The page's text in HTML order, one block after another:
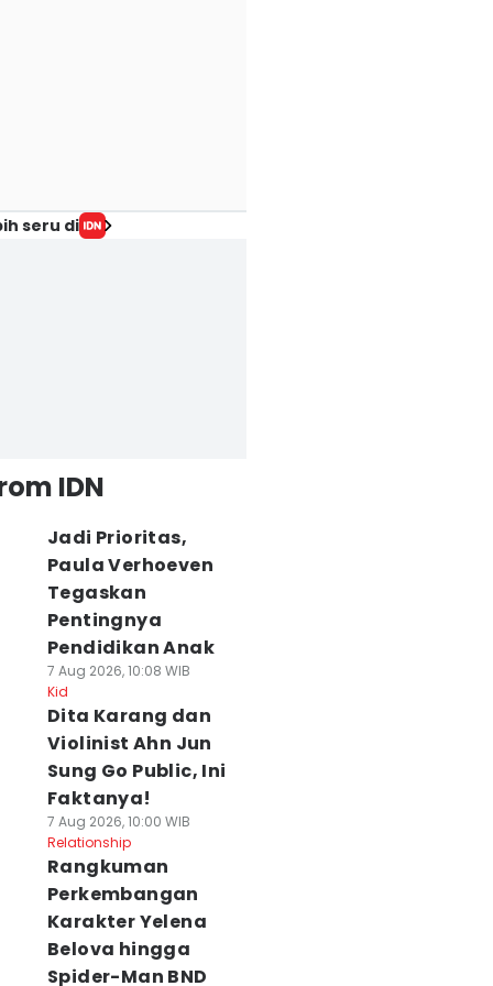
seru di
IDN
Jadi Prioritas,
Paula Verhoeven
Tegaskan
Pentingnya
Pendidikan Anak
7 Aug 2026, 10:08 WIB
Kid
Dita Karang dan
Violinist Ahn Jun
Sung Go Public, Ini
Faktanya!
7 Aug 2026, 10:00 WIB
Relationship
Rangkuman
Perkembangan
Karakter Yelena
Belova hingga
Spider-Man BND